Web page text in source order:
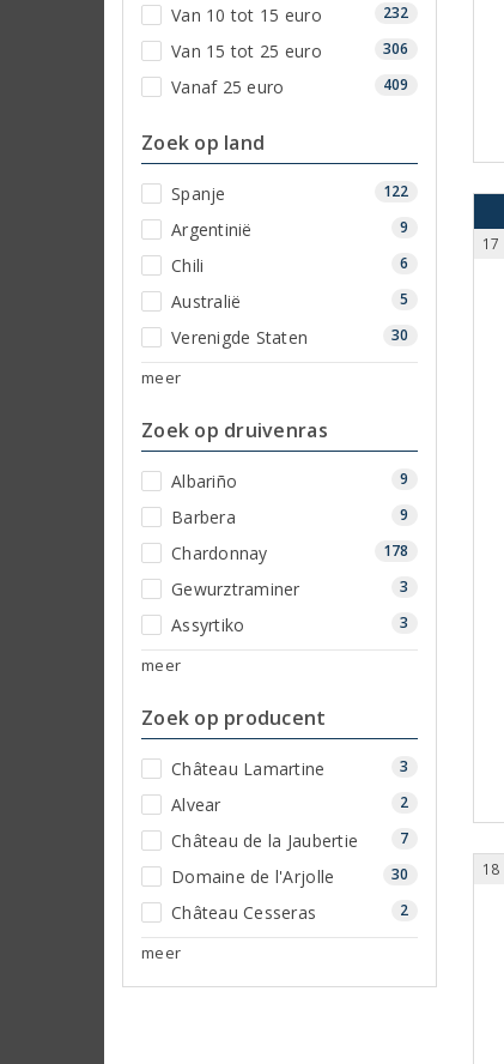
Van 10 tot 15 euro 232
Van 15 tot 25 euro 306
Vanaf 25 euro 409
Zoek op land
Spanje 122
Argentinië 9
Chili 6
Australië 5
Verenigde Staten 30
meer
Zoek op druivenras
Albariño 9
Barbera 9
Chardonnay 178
Gewurztraminer 3
Assyrtiko 3
meer
Zoek op producent
Château Lamartine 3
Alvear 2
Château de la Jaubertie 7
Domaine de l'Arjolle 30
Château Cesseras 2
meer
17
18